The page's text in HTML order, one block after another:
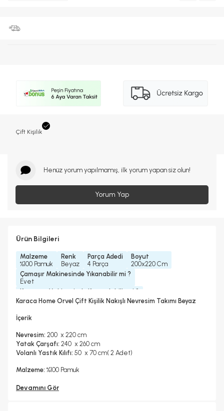
Çift Kişilik
Henüz yorum yapılmamış, ilk yorum yapan siz olun!
Yorum Yap
Ürün Bilgileri
Malzeme
%100 Pamuk
Renk
Beyaz
Parça Adedi
4 Parça
Boyut
200x220 Cm
Çamaşır Makinesinde Yıkanabilir mi ?
Evet
Kurutma Makinesinde Kurutulabilir mi ?
Hayır
Hayır
Karaca Home Orvel Çift Kişilik Nakışlı Nevresim Takımı Beyaz
İçerik
Nevresim: 200 x 220 cm
Yatak Çarşafı: 240 x 260 cm
Volanlı Yastık Kılıfı: 50 x 70 cm( 2 Adet)
Malzeme: %100 Pamuk
Devamını Gör